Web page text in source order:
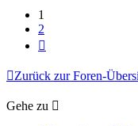
1
2
Zurück zur Foren-
Gehe zu